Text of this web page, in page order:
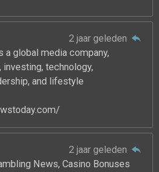
2 jaar geleden
a global media company,
technology,
and lifestyle
2 jaar geleden
News, Casino Bonuses